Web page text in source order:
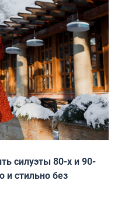
силуэты 80-х и 90-
и стильно без